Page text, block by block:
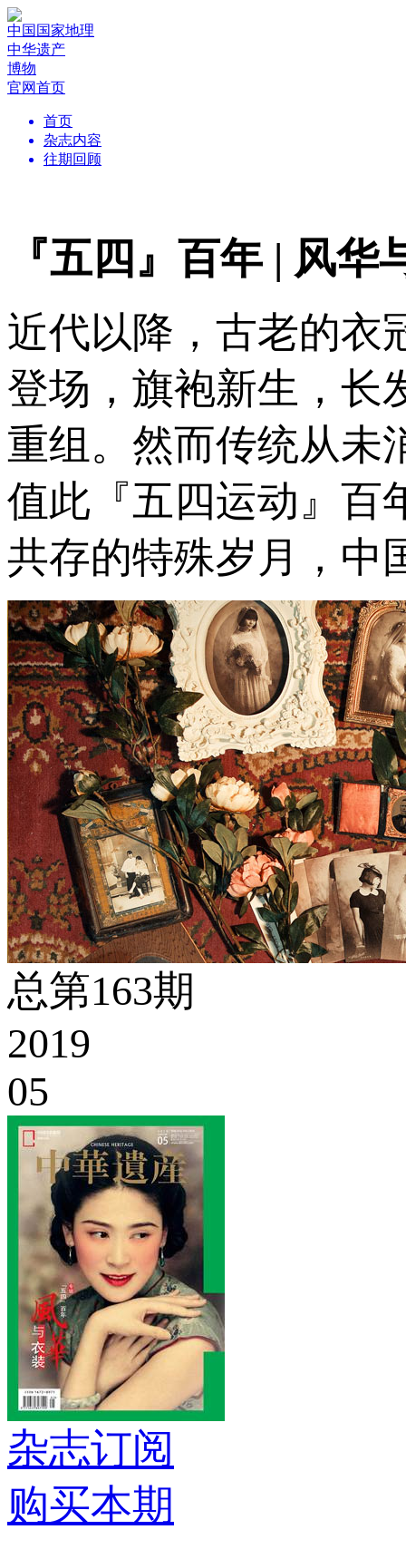
中国国家地理
中华遗产
博物
官网首页
首页
杂志内容
往期回顾
『五四』百年 | 风华
近代以降，古老的衣
登场，旗袍新生，
重组。然而传统从未
值此『五四运动』百
共存的特殊岁月，中
总第163期
2019
05
杂志订阅
购买本期